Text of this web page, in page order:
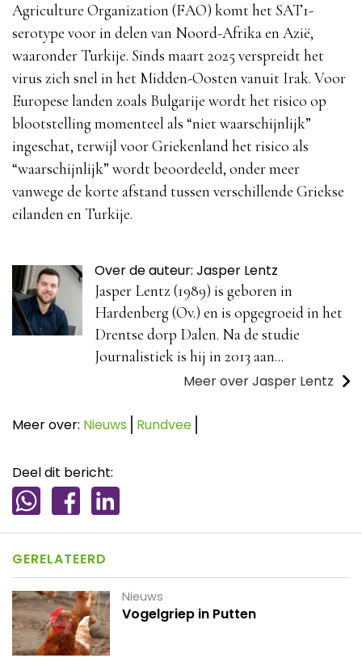
Agriculture Organization (FAO) komt het SAT1-
serotype voor in delen van Noord-Afrika en Azië,
waaronder Turkije. Sinds maart 2025 verspreidt het
virus zich snel in het Midden-Oosten vanuit Irak. Voor
Europese landen zoals Bulgarije wordt het risico op
blootstelling momenteel als “niet waarschijnlijk”
ingeschat, terwijl voor Griekenland het risico als
“waarschijnlijk” wordt beoordeeld, onder meer
vanwege de korte afstand tussen verschillende Griekse
eilanden en Turkije.
Over de auteur: Jasper Lentz
Jasper Lentz (1989) is geboren in
Hardenberg (Ov.) en is opgegroeid in het
Drentse dorp Dalen. Na de studie
Journalistiek is hij in 2013 aan...
Meer over Jasper Lentz
Meer over: Nieuws Rundvee
Deel dit bericht:
GERELATEERD
Nieuws
Vogelgriep in Putten